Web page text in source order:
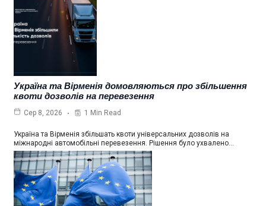
Україна та Вірменія домовляються про збільшення
квоти дозволів на перевезення
Сер 8, 2026 1 Min Read
Україна та Вірменія збільшать квоти універсальних дозволів на
міжнародні автомобільні перевезення. Рішення було ухвалено…